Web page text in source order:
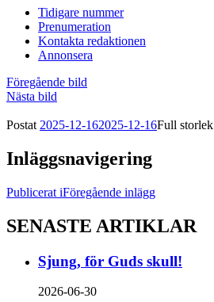
Tidigare nummer
Prenumeration
Kontakta redaktionen
Annonsera
Föregående bild
Nästa bild
Postat 2025-12-162025-12-16Full storlek
Inläggsnavigering
Publicerat iFöregående inlägg
SENASTE ARTIKLAR
Sjung, för Guds skull!
2026-06-30